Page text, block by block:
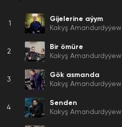
1
Gijelerine aýym
Kakyş Amandurdyýew
2
Bir ömüre
Kakyş Amandurdyýew
3
Gök asmanda
Kakyş Amandurdyýew
4
Senden
Kakyş Amandurdyýew